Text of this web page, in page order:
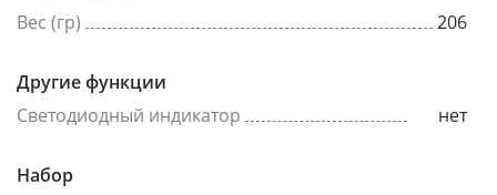
Вес (гр)
206
Другие функции
Светодиодный индикатор
нет
Набор